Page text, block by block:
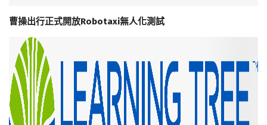
曹操出行正式開放Robotaxi無人化測試